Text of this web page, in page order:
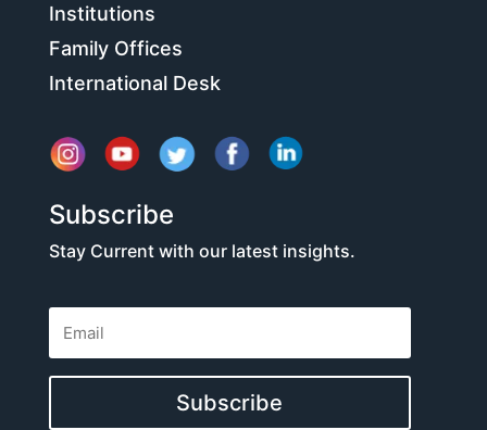
Institutions
Family Offices
International Desk
Subscribe
Stay Current with our latest insights.
Subscribe